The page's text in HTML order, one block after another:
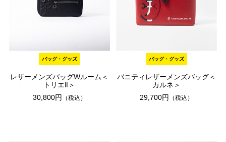
バッグ・グッズ
レザーメンズバッグWルーム＜
トリエⅡ＞
30,800円 （税込）
バッグ・グッズ
バニティレザーメンズバッグ＜
カルネ＞
29,700円 （税込）